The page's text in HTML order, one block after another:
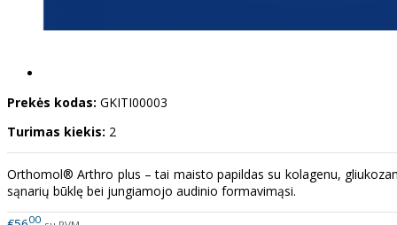
Prekės kodas: GKITI00003
Turimas kiekis: 2
Orthomol® Arthro plus – tai maisto papildas su kolagenu,
sąnarių būklę bei jungiamojo audinio formavimąsi.
00